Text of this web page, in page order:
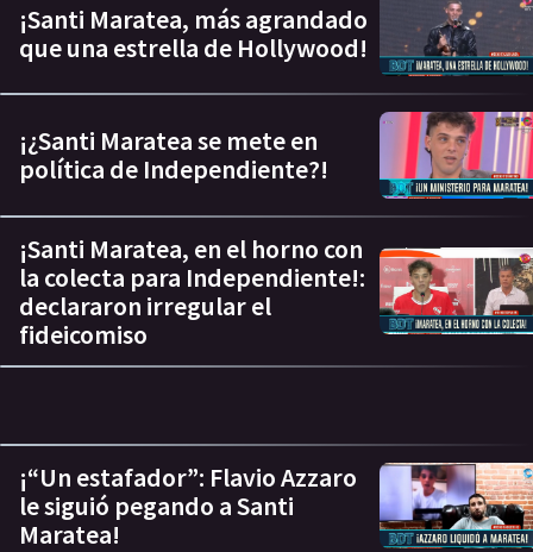
¡Santi Maratea, más agrandado
que una estrella de Hollywood!
¡¿Santi Maratea se mete en
política de Independiente?!
¡Santi Maratea, en el horno con
la colecta para Independiente!:
declararon irregular el
fideicomiso
¡“Un estafador”: Flavio Azzaro
le siguió pegando a Santi
Maratea!